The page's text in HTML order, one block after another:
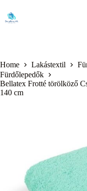
content
Home Lakástextil
Fürdőlepedők
Bellatex Frotté törölköző
140 cm